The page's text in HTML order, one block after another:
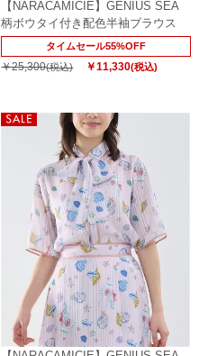
【NARACAMICIE】GENIUS SEA
柄ボウタイ付き配色半袖ブラウス
タイムセール55%OFF
￥25,300(税込) ￥11,330(税込)